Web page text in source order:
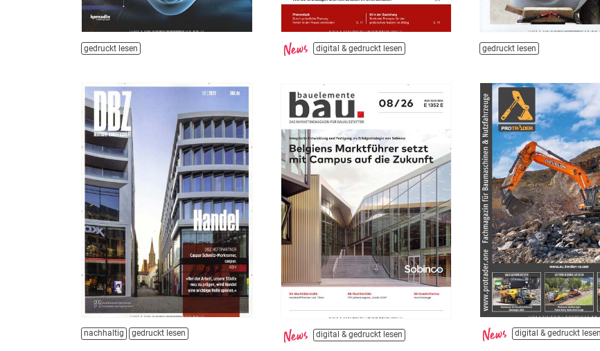
gedruckt lesen digital & gedruckt lesen gedruckt lesen
nachhaltig gedruckt lesen digital & gedruckt lesen
digital & gedruckt lesen